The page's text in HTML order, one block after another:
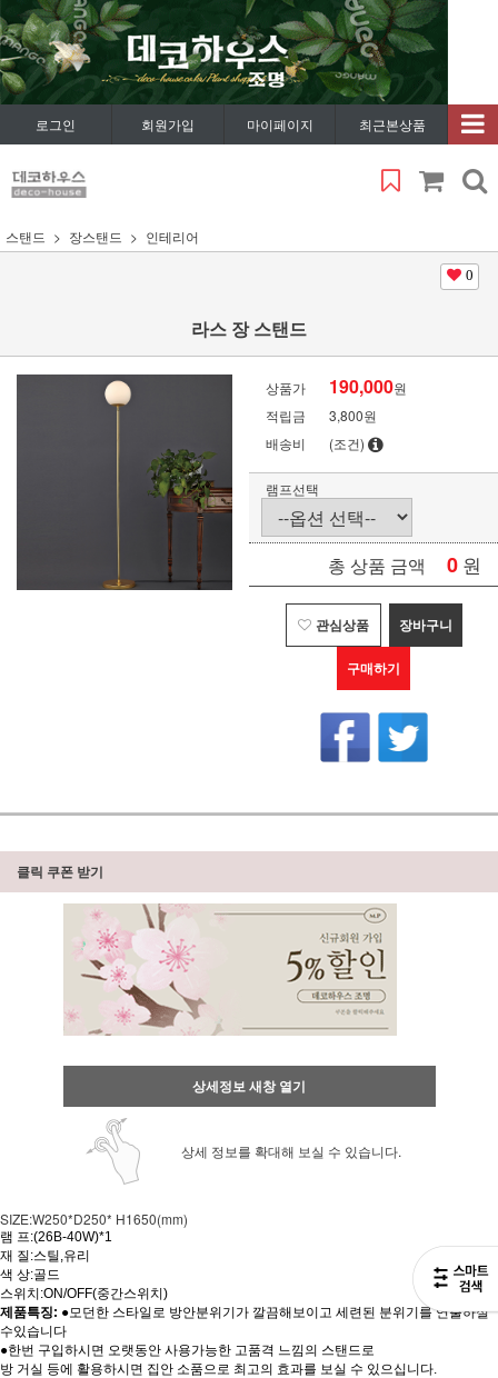
로그인 회원가입 마이페이지 최근본상품
스탠드 장스탠드 인테리어
0
라스 장 스탠드
상품가 190,000원
적립금
3,800원
배송비
(조건)
램프선택
총 상품 금액 0 원
관심상품 장바구니
구매하기
클릭 쿠폰 받기
상세정보 새창 열기
상세 정보를 확대해 보실 수 있습니다.
SIZE:W250*D250* H1650(mm)
램 프:(26B-40W)*1
재 질:스틸,유리
색 상:골드
스위치:ON/OFF(중간스위치)
제품특징: ●모던한 스타일로 방안분위기가 깔끔해보이고 세련된 분위기를 연출하실
수있습니다
●한번 구입하시면 오랫동안 사용가능한 고품격 느낌의 스탠드로
방 거실 등에 활용하시면 집안 소품으로 최고의 효과를 보실 수 있으십니다.